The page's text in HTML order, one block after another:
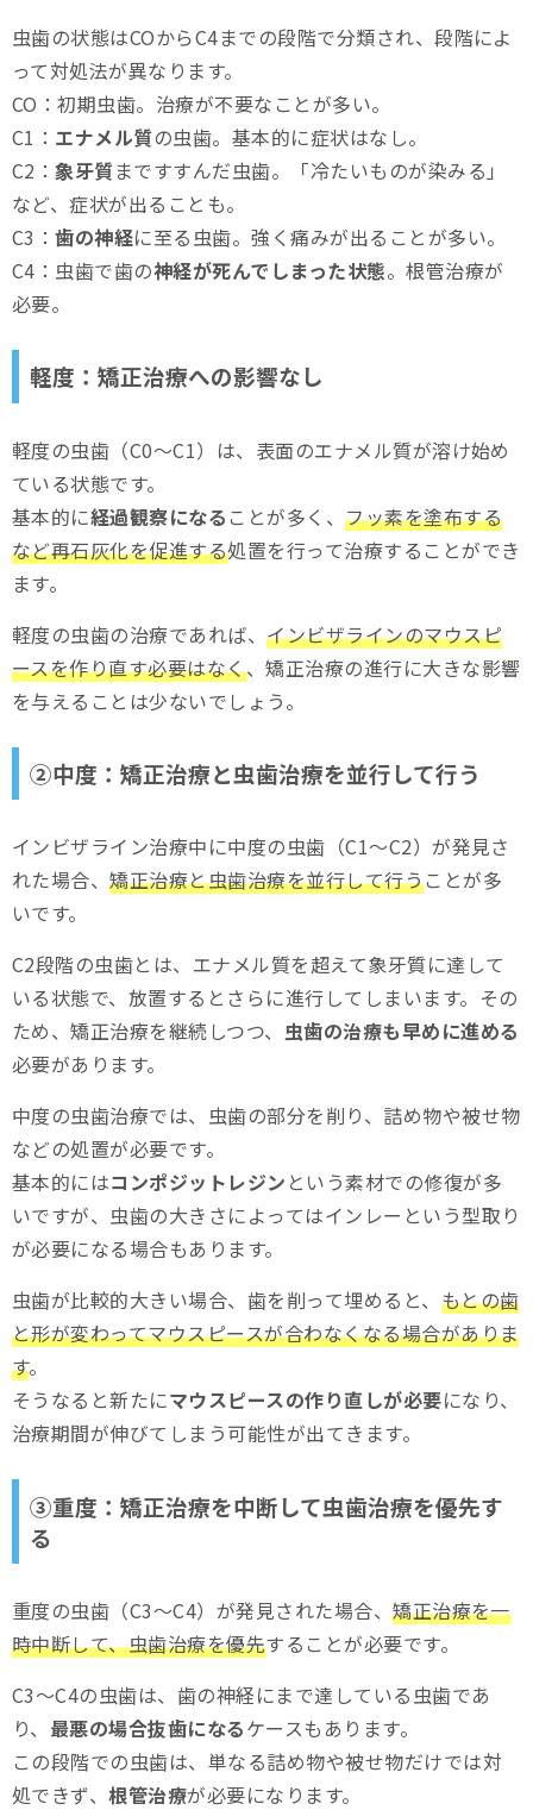
虫歯の状態はCOからC4までの段階で分類され、段階によ
って対処法が異なります。
CO：初期虫歯。治療が不要なことが多い。
C1： エナメル質の虫歯。基本的に症状はなし。
C2：象牙質まですすんだ虫歯。「冷たいものが染みる」
など、症状が出ることも。
C3：歯の神経に至る虫歯。強く痛みが出ることが多い。
C4：虫歯で歯の神経が死んでしまった状態。根管治療が
必要。
軽度：矯正治療への影響なし
軽度の虫歯（C0〜C1）は、表面のエナメル質が溶け始め
ている状態です。
基本的に経過観察になる ことが多く、フッ素を塗布する
など再石灰化を促進する処置を行って治療することができ
ます。
軽度の虫歯の治療であれば、インビザラインのマウスピ
ースを作り直す必要はなく、矯正治療の進行に大きな影響
を与えることは少ないでしょう。
②中度：矯正治療と虫歯治療を並行して行う
インビザライン治療中に中度の虫歯（C1〜C2）が発見さ
れた場合、矯正治療と虫歯治療を並行して行うことが多
いです。
C2段階の虫歯とは、エナメル質を超えて象牙質に達して
いる状態で、放置するとさらに進行してしまいます。その
ため、矯正治療を継続しつつ、 虫歯の治療も早めに進める
必要があります。
中度の虫歯治療では、虫歯の部分を削り、詰め物や被せ物
などの処置が必要です。
基本的にはコンポジットレジン という素材での修復が多
いですが、虫歯の大きさによってはインレーという型取り
が必要になる場合もあります。
虫歯が比較的大きい場合、歯を削って埋めると、 もとの歯
と形が変わってマウスピースが合わなくなる場合がありま
す。
そうなると新たにマウスピースの作り直しが必要になり、
治療期間が伸びてしまう可能性が出てきます。
③重度：矯正治療を中断して虫歯治療を優先す
る
重度の虫歯（C3〜C4）が発見された場合、矯正治療を一
時中断して、虫歯治療を優先することが必要です。
C3〜C4の虫歯は、歯の神経にまで達している虫歯であ
り、 最悪の場合抜歯になるケースもあります。
この段階での虫歯は、単なる詰め物や被せ物だけでは対
処できず、根管治療が必要になります。